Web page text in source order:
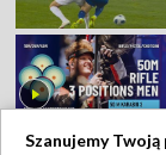
Szanujemy